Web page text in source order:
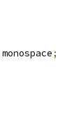
monospace;